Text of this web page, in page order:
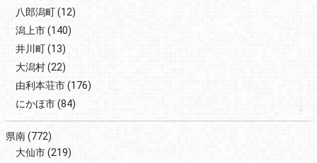
八郎潟町(12)
潟上市(140)
井川町(13)
大潟村(22)
由利本荘市(176)
にかほ市(84)
県南(772)
大仙市(219)